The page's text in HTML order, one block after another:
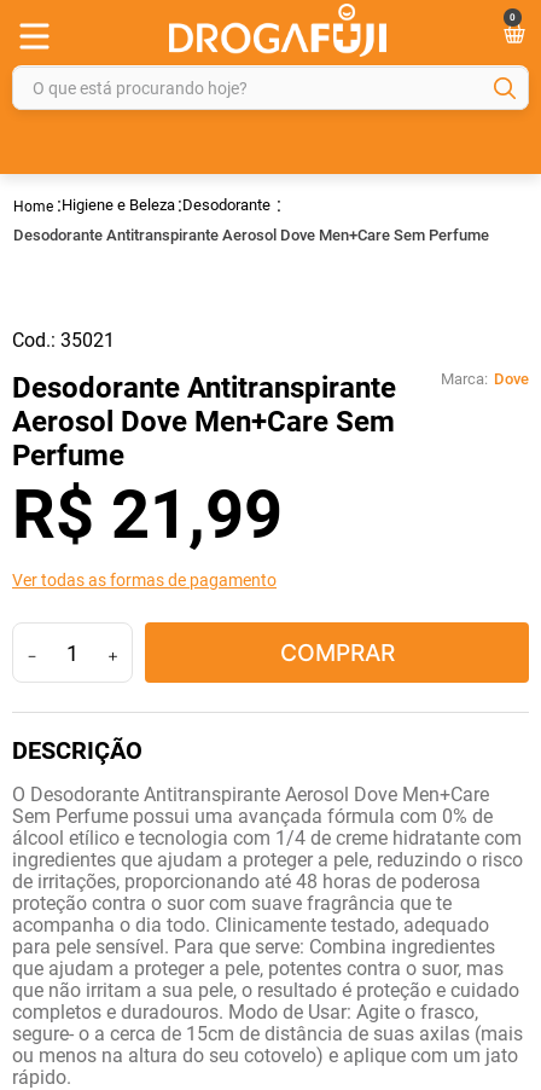
0
O que está procurando hoje?
Higiene e Beleza Desodorante
Desodorante Antitranspirante Aerosol Dove Men+Care Sem Perfume
Cod.: 35021
Desodorante Antitranspirante
Aerosol Dove Men+Care Sem
Perfume
Marca: Dove
R$ 21,99
Ver todas as formas de pagamento
＋
－ COMPRAR
O Desodorante Antitranspirante Aerosol Dove Men+Care
Sem Perfume possui uma avançada fórmula com 0% de
álcool etílico e tecnologia com 1/4 de creme hidratante com
ingredientes que ajudam a proteger a pele, reduzindo o risco
de irritações, proporcionando até 48 horas de poderosa
proteção contra o suor com suave fragrância que te
acompanha o dia todo. Clinicamente testado, adequado
para pele sensível. Para que serve: Combina ingredientes
que ajudam a proteger a pele, potentes contra o suor, mas
que não irritam a sua pele, o resultado é proteção e cuidado
completos e duradouros. Modo de Usar: Agite o frasco,
segure- o a cerca de 15cm de distância de suas axilas (mais
ou menos na altura do seu cotovelo) e aplique com um jato
rápido.
2º
gelmax
5º
protetor solar
6º
shampoo
7 º
dipirona
tadalafila
º
lola